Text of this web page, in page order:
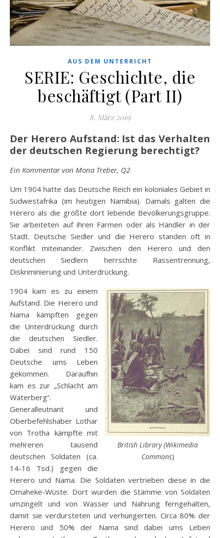
AUS DEM UNTERRICHT
SERIE: Geschichte, die
beschäftigt (Part II)
8. März 2019
Der Herero Aufstand: Ist das Verhalten
der deutschen Regierung berechtigt?
Ein Kommentar von Mona Treber, Q2
Um 1904 hatte das Deutsche Reich ein koloniales Gebiet in
Südwestafrika (im heutigen Namibia). Damals galten die
Herero als die größte dort lebende Bevölkerungsgruppe.
Sie arbeiteten auf ihren Farmen oder als Händler in der
Stadt. Deutsche Siedler und die Herero standen oft in
Konflikt miteinander. Zwischen den Herero und den
deutschen Siedlern herrschte Rassentrennung,
Diskriminierung und Unterdrückung.
British Library (Wikimedia
Commons)
1904 kam es zu einem
Aufstand. Die Herero und
Nama kämpften gegen
die Unterdrückung durch
die deutschen Siedler.
Dabei sind rund 150
Deutsche ums Leben
gekommen. Daraufhin
kam es zur „Schlacht am
Waterberg“.
Generalleutnant und
Oberbefehlshaber Lothar
von Trotha kämpfte mit
mehreren tausend
deutschen Soldaten (ca.
14-16 Tsd.) gegen die
Herero und Nama. Die Soldaten vertrieben diese in die
Omaheke-Wüste. Dort wurden die Stämme von Soldaten
umzingelt und von Wasser und Nahrung ferngehalten,
damit sie verdursteten und verhungerten. Circa 80% der
Herero und 50% der Nama sind dabei ums Leben